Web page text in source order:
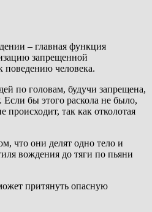
– главная функция
запрещенной
поведению человека.
по головам, будучи запрещена,
Если бы этого раскола не было,
так как отколотая
что они делят одно тело и
вождения до тяги по пьяни
притянуть опасную